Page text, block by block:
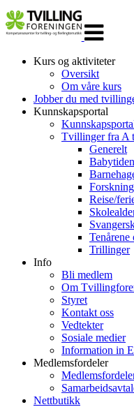
navigasjon
Kurs og aktiviteter
Oversikt
Om våre kurs
Jobber du med
Kunnskapsportal
Tvillinger fra A
Generelt
Babytiden
Reise/
Tenårene
Trillinger
Info
Bli medlem
Om
Styret
Kontakt oss
Vedtekter
Sosiale medier
Information in
Medlemsfordeler
Nettbutikk